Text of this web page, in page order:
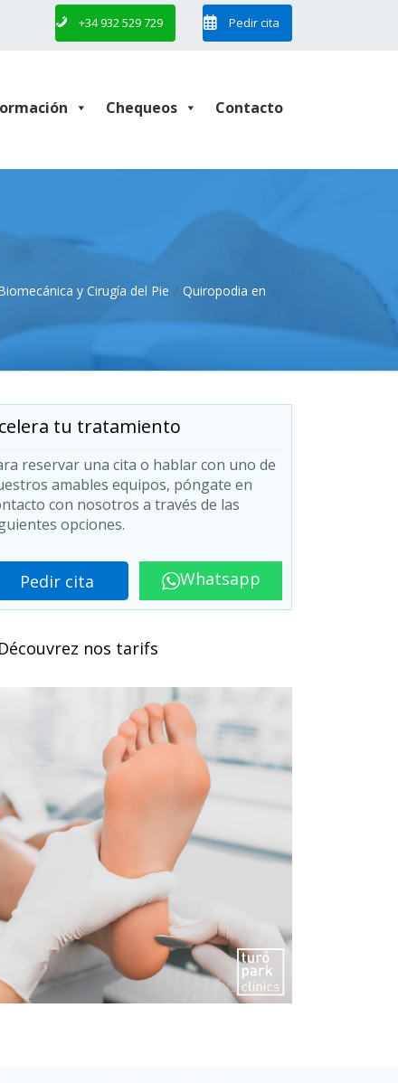
+34 932 529 729 Pedir cita
Chequeos Contacto
y Cirugía del Pie
Quiropodia en
tu tratamiento
reservar una cita o hablar con uno de
amables equipos, póngate en
con nosotros a través de las
opciones.
Pedir cita Whatsapp
nos tarifs